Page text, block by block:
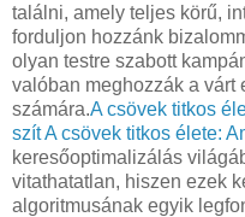
találni, amely teljes körű,
forduljon hozzánk
olyan testre szabott
valóban meghozzák a várt
számára.A csövek titkos
szítA csövek titkos élete:
keresőoptimalizálás
vitathatatlan, hiszen ezek
algoritmusának egyik